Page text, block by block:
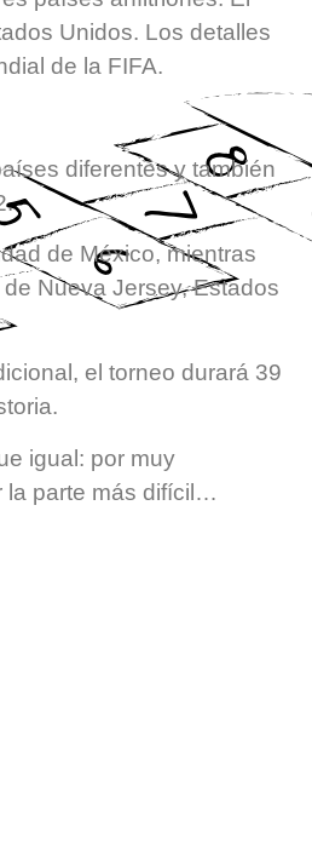
Unidos. Los detalles
de la FIFA.
diferentes y también
de México, mientras
Nueva Jersey, Estados
el torneo durará 39
igual: por muy
la parte más difícil…